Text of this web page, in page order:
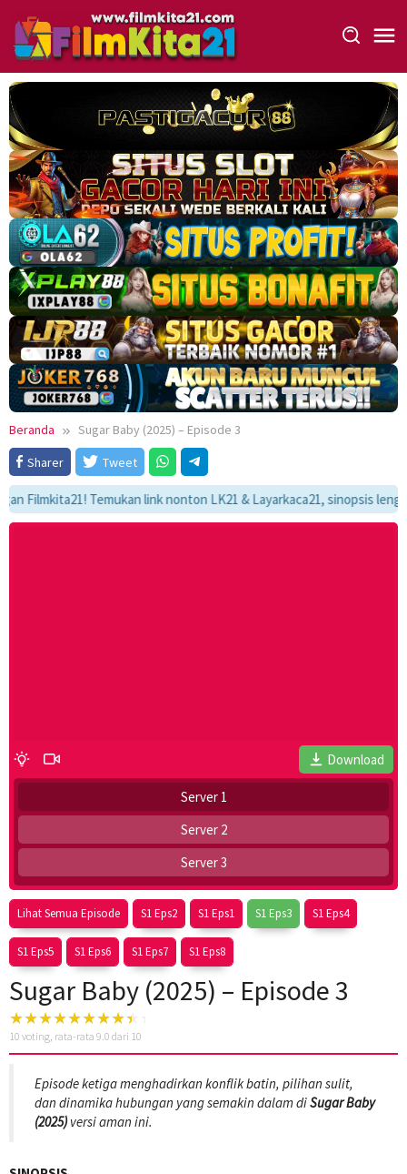
konten
Beranda
Sugar Baby (2025) – Episode 3
Sharer
Tweet
Temukan link nonton LK21 & Layarkaca21, sinopsis
Download
Server 1
Server 2
Server 3
Lihat Semua Episode S1 Eps2 S1 Eps1 S1 Eps3 S1 Eps4
S1 Eps5 S1 Eps6 S1 Eps7 S1 Eps8
Sugar Baby (2025) – Episode 3
10 voting, rata-rata 9.0 dari 10
Episode ketiga menghadirkan konflik batin, pilihan sulit,
dan dinamika hubungan yang semakin dalam diSugar Baby
(2025)versi aman ini.